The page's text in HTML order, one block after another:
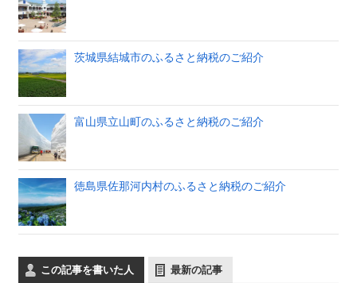
茨城県結城市のふるさと納税のご紹介
富山県立山町のふるさと納税のご紹介
徳島県佐那河内村のふるさと納税のご紹介
この記事を書いた人 最新の記事